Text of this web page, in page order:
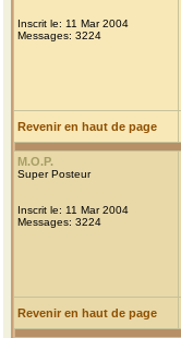
Inscrit le: 11 Mar 2004
Messages: 3224
Revenir en haut de page
M.O.P.
Super Posteur
Inscrit le: 11 Mar 2004
Messages: 3224
Revenir en haut de page